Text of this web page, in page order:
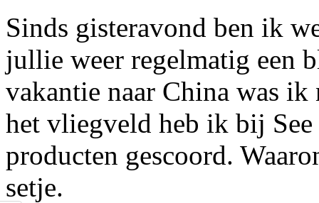
Sinds gisteravond ben ik
jullie weer regelmatig een
vakantie naar China was
het vliegveld heb ik bij
producten gescoord.
setje.